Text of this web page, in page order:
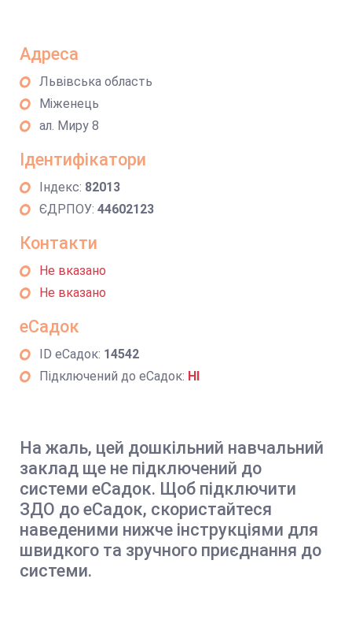
Адреса
Львівська область
Міженець
ал. Миру 8
Ідентифікатори
Індекс: 82013
ЄДРПОУ: 44602123
Контакти
Не вказано
Не вказано
еСадок
ID еСадок: 14542
Підключений до еСадок: НІ
На жаль, цей дошкільний навчальний
заклад ще не підключений до
системи еСадок. Щоб підключити
ЗДО до еСадок, скористайтеся
наведеними нижче інструкціями для
швидкого та зручного приєднання до
системи.